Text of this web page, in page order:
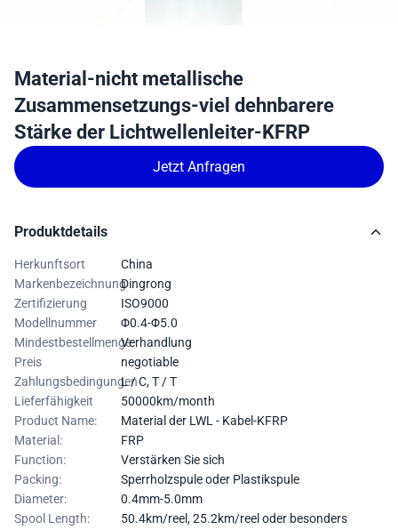
Material-nicht metallische
Zusammensetzungs-viel dehnbarere
Stärke der Lichtwellenleiter-KFRP
Jetzt Anfragen
Produktdetails
Herkunftsort
China
MarkenbezeichnungDingrong
Zertifizierung
ISO9000
Modellnummer
Φ0.4-Φ5.0
MindestbestellmengeVerhandlung
Preis
negotiable
ZahlungsbedingungenL / C, T / T
Lieferfähigkeit
50000km/month
Product Name:
Material der LWL - Kabel-KFRP
Material:
FRP
Function:
Verstärken Sie sich
Packing:
Sperrholzspule oder Plastikspule
Diameter:
0.4mm-5.0mm
Spool Length:
50.4km/reel, 25.2km/reel oder besonders